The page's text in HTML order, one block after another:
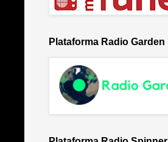
Plataforma Radio Garden